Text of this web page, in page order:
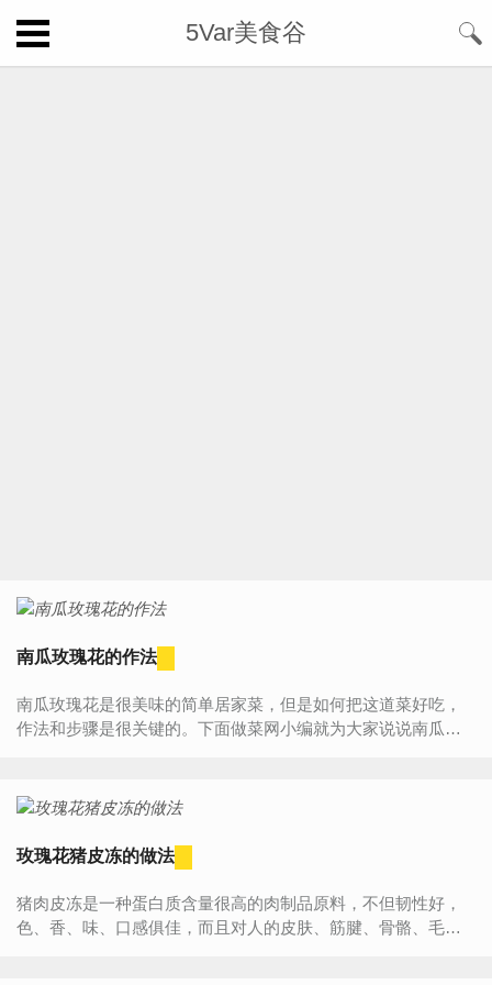
5Var美食谷
南瓜玫瑰花的作法
南瓜玫瑰花是很美味的简单居家菜，但是如何把这道菜好吃，
作法和步骤是很关键的。下面做菜网小编就为大家说说南瓜玫
玫瑰花猪皮冻的做法
猪肉皮冻是一种蛋白质含量很高的肉制品原料，不但韧性好，
色、香、味、口感俱佳，而且对人的皮肤、筋腱、骨骼、毛发